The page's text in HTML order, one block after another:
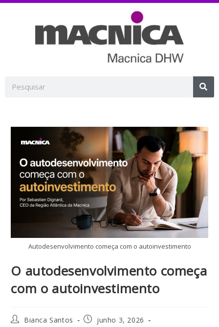
Autodesenvolvimento começa com o autoinvestimento
O autodesenvolvimento começa
com o autoinvestimento
Bianca Santos
junho 3, 2026